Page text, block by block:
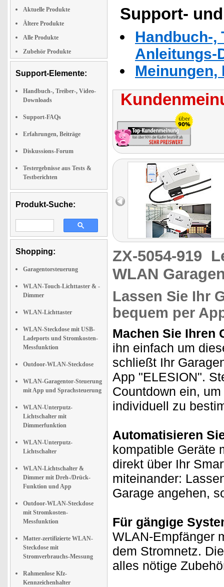
Aktuelle Produkte
Ältere Produkte
Alle Produkte
Zubehör Produkte
Support-Elemente:
Handbuch-, Treiber-, Video-
Downloads
Support-FAQs
Erfahrungen, Beiträge
Diskussions-Forum
Testergebnisse aus Tests &
Testberichten
Produkt-Suche:
Shopping:
Garagentorsteuerung
WLAN-Touch-Lichttaster & -
Dimmer
WLAN-Lichttaster
WLAN-Steckdose mit USB-
Ladeports und Stromkosten-
Messfunktion
Outdoor-WLAN-Steckdose
WLAN-Garagentor-Steuerung
mit App und Sprachsteuerung
WLAN-Unterputz-
Lichtschalter mit
Dimmerfunktion
WLAN-Unterputz-
Lichtschalter
WLAN-Lichtschalter &
Dimmer mit Dreh-/Drück-
Funktion und App
Outdoor-WLAN-Steckdose
mit Stromkosten-
Messfunktion
Matter-zertifizierte WLAN-
Steckdose mit
Stromverbrauchs-Messung
Rahmenlose Kfz-
Kennzeichenhalter
Support-
Handbuch-,
Anleitungs-
ZX-5054-919
WLAN
Lassen Sie Ihr
bequem per
Machen Sie Ihren
ihn einfach um
schließt Ihr
App "ELESION".
Countdown ein,
individuell zu
Automatisieren
kompatible Geräte
direkt über Ihr
miteinander:
Garage angehen,
Für gängige
WLAN-Empfänger
dem Stromnetz.
alles nötige